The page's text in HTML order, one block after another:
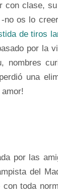
clase,
os lo
de tiros
por la
nombres
una
por las
del
toda